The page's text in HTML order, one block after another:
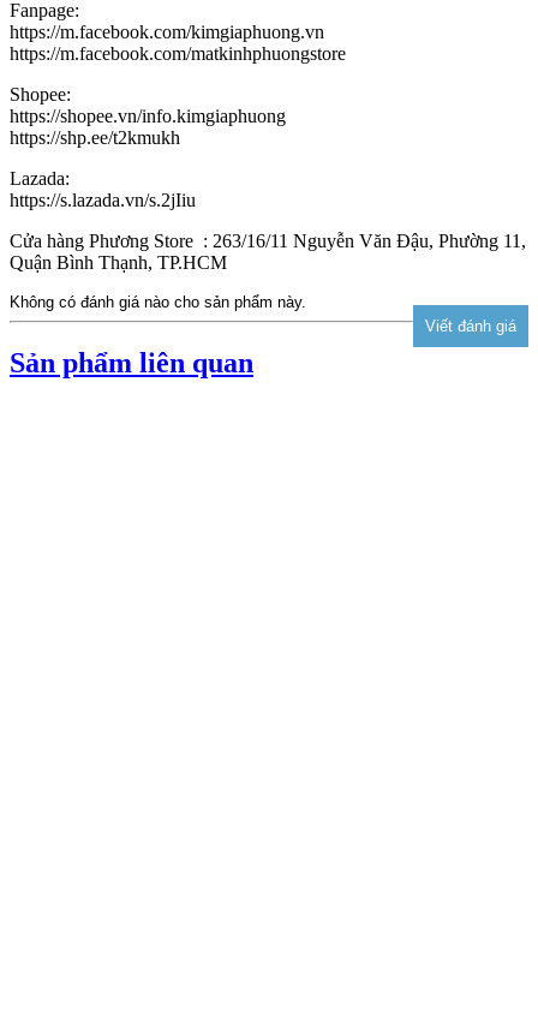
Fanpage:
https://m.facebook.com/kimgiaphuong.vn
https://m.facebook.com/matkinhphuongstore
Shopee:
https://shopee.vn/info.kimgiaphuong
https://shp.ee/t2kmukh
Lazada:
https://s.lazada.vn/s.2jIiu
Cửa hàng Phương Store : 263/16/11 Nguyễn Văn Đậu, Phường 11,
Quận Bình Thạnh, TP.HCM
Không có đánh giá nào cho sản phẩm này.
Sản phẩm liên quan